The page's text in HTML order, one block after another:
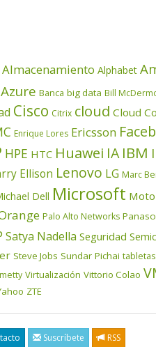
Almacenamiento Alphabet
Azure Banca big data Bill
Cisco Citrix cloud Cloud
Enrique Lores Ericsson
HPE HTC Huawei IA IBM
Ellison Lenovo LG Marc
Dell Microsoft
Palo Alto Networks
Satya Nadella Seguridad
Steve Jobs Sundar Pichai tabletas
Virtualización Vittorio Colao
ZTE
Suscríbete RSS